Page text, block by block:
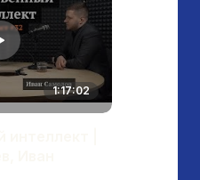
1:17:02